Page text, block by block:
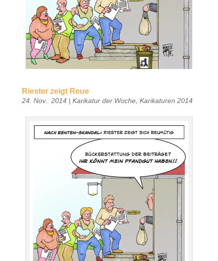
Riester zeigt Reue
24. Nov.. 2014| Karikatur der Woche, Karikaturen 2014